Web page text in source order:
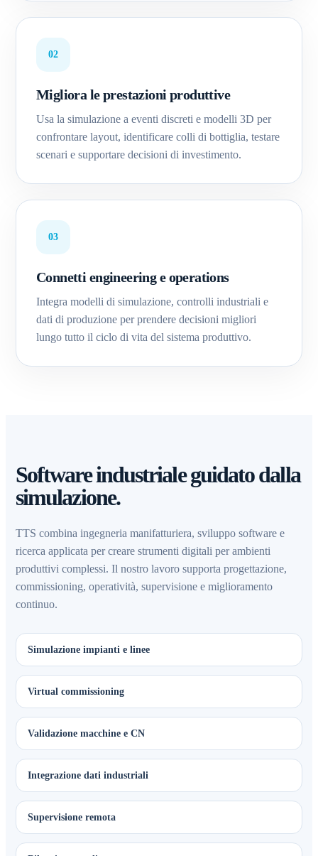
02
Migliora le prestazioni produttive
Usa la simulazione a eventi discreti e modelli 3D per
confrontare layout, identificare colli di bottiglia, testare
scenari e supportare decisioni di investimento.
03
Connetti engineering e operations
Integra modelli di simulazione, controlli industriali e
dati di produzione per prendere decisioni migliori
lungo tutto il ciclo di vita del sistema produttivo.
Software industriale guidato dalla
simulazione.
TTS combina ingegneria manifatturiera, sviluppo software e
ricerca applicata per creare strumenti digitali per ambienti
produttivi complessi. Il nostro lavoro supporta progettazione,
commissioning, operatività, supervisione e miglioramento
continuo.
Simulazione impianti e linee
Virtual commissioning
Validazione macchine e CN
Integrazione dati industriali
Supervisione remota